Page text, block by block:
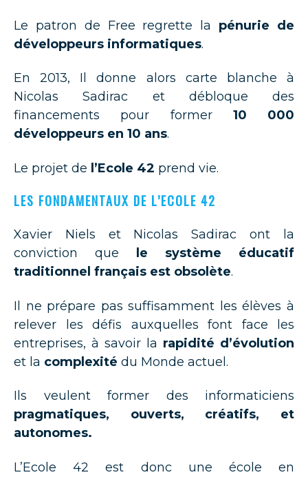
Le patron de Free regrette la
pénurie de
développeurs informatiques.
En 2013, Il donne alors carte blanche à
Nicolas Sadirac et débloque des
financements pour former 10 000
développeurs en 10 ans.
Le projet de l’Ecole 42 prend vie.
LES FONDAMENTAUX DE L’ECOLE 42
Xavier Niels et Nicolas Sadirac ont la
conviction que
le système éducatif
traditionnel français est obsolète.
Il ne prépare pas suffisamment les élèves à
relever les défis auxquelles font face les
entreprises, à savoir la rapidité d’évolution
et la complexité du Monde actuel.
Ils veulent former des informaticiens
pragmatiques, ouverts, créatifs, et
autonomes.
L’Ecole 42 est donc une école en